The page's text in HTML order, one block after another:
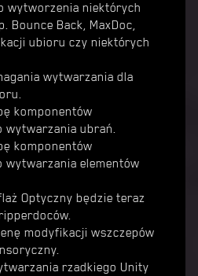
wytworzenia niektórych
Bounce Back, MaxDoc,
ubioru czy niektórych
wytwarzania dla
komponentów
wytwarzania ubrań.
komponentów
wytwarzania elementów
Optyczny będzie teraz
modyfikacji wszczepów
rzadkiego Unity